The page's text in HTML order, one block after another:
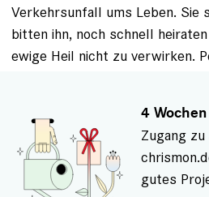
Verkehrsunfall ums Leben. Sie
bitten ihn, noch schnell
ewige Heil nicht zu verwirken.
Lebenslügen der irdischen
auf den Punkt bringt. Gerade
zeichnet sich mitunter durch
mit der Gnade Gottes wohl nur
4
Zugang
gutes